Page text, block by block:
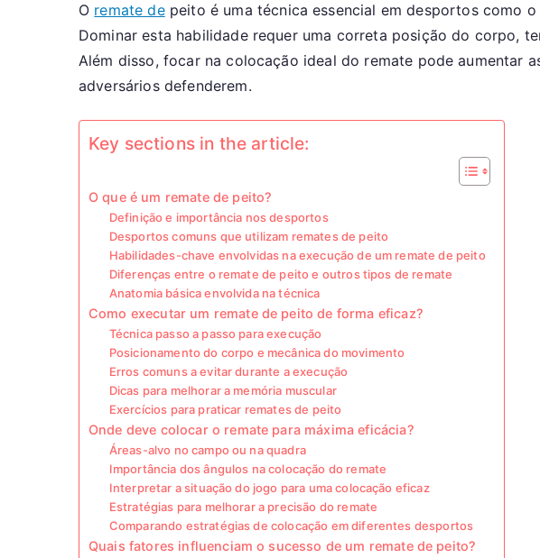
O remate depeito é uma técnica essencial em desportos como
Dominar esta habilidade requer uma correta posição do corpo,
Além disso, focar na colocação ideal do remate pode aumentar
adversários defenderem.
Key sections in the article:
O que é um remate de peito?
Definição e importância nos desportos
Desportos comuns que utilizam remates de peito
Habilidades-chave envolvidas na execução de um remate de peito
Diferenças entre o remate de peito e outros tipos de remate
Anatomia básica envolvida na técnica
Como executar um remate de peito de forma eficaz?
Técnica passo a passo para execução
Posicionamento do corpo e mecânica do movimento
Erros comuns a evitar durante a execução
Dicas para melhorar a memória muscular
Exercícios para praticar remates de peito
Onde deve colocar o remate para máxima eficácia?
Áreas-alvo no campo ou na quadra
Importância dos ângulos na colocação do remate
Interpretar a situação do jogo para uma colocação eficaz
Estratégias para melhorar a precisão do remate
Comparando estratégias de colocação em diferentes desportos
Quais fatores influenciam o sucesso de um remate de peito?